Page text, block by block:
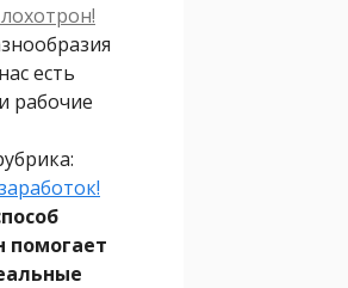
есть
рабочие
помогает